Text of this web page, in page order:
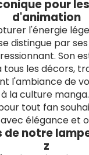
pour
d'animation
l'énergie
distingue par
Son
tous les décors,
l'ambiance de
la culture
tout fan
élégance et
de notre
z